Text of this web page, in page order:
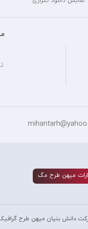
ميهن طرح مگ
دانش بنیان میهن طرح